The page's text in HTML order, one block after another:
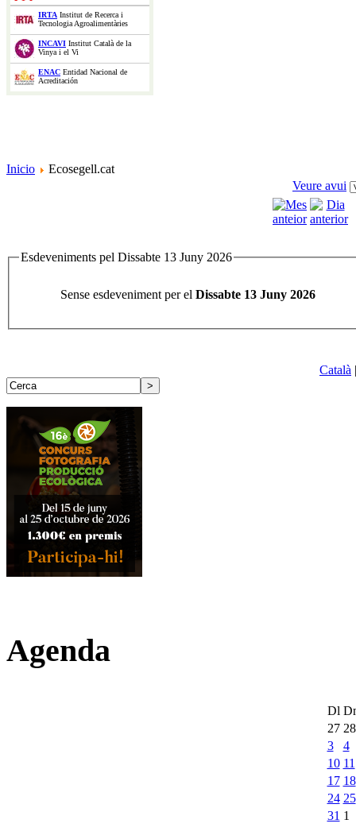
IRTA Institut de Recerca i
Tecnologia Agroalimentàries
INCAVI Institut Català de la
Vinya i el Vi
ENAC Entidad Nacional de
Acreditación
Inicio
Ecosegell.cat
Veure avui
Esdeveniments pel Dissabte 13 Juny 2026
Sense esdeveniment per el Dissabte 13 Juny 2026
Català
Agenda
Dl
27 28
3
4
10 11
17 18
24 25
31 1